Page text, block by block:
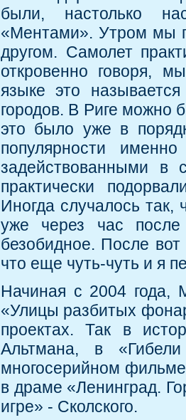
были, настолько
«Ментами». Утром мы
другом. Самолет
откровенно говоря,
языке это
городов. В Риге можно
это было уже в
популярности
задействованными в
практически
Иногда случалось
уже через час
безобидное. После вот
что еще чуть-чуть и я
Начиная с 2004 года,
«Улицы разбитых
проектах. Так в
Альтмана, в
многосерийном
в драме «Ленинград.
игре» - Сколского.